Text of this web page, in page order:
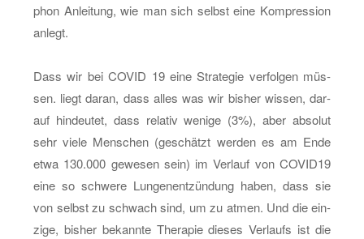
phon An­lei­tung, wie man sich selbst eine Kom­pres­si­on
an­legt.
Dass wir bei COVID 19 eine Stra­te­gie ver­fol­gen müs­
sen. liegt daran, dass alles was wir bis­her wis­sen, dar­
auf hin­deu­tet, dass re­la­tiv we­ni­ge (3%), aber ab­so­lut
sehr viele Men­schen (ge­schätzt wer­den es am Ende
etwa 130.000 ge­we­sen sein) im Ver­lauf von CO­VI­D19
eine so schwe­re Lun­gen­ent­zün­dung haben, dass sie
von selbst zu schwach sind, um zu atmen. Und die ein­
zi­ge, bis­her be­kann­te The­ra­pie die­ses Ver­laufs ist die